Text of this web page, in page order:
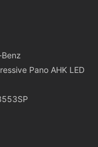
Pano AHK LED